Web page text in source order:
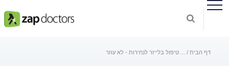
דף הבית טיפול בלייזר לנחירות - לא עוזר